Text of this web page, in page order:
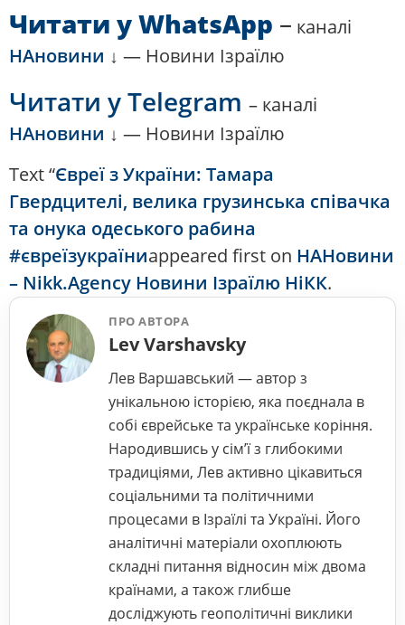
Читати у WhatsApp – каналі
НАновини ↓ — Новини Ізраїлю
Читати у Telegram – каналі
НАновини ↓ — Новини Ізраїлю
Text “Євреї з України: Тамара
Гвердцителі, велика грузинська співачка
та онука одеського рабина
#євреїзукраїниappeared first on НАНовини
– Nikk.Agency Новини Ізраїлю НіКК.
ПРО АВТОРА
Lev Varshavsky
Лев Варшавський — автор з
унікальною історією, яка поєднала в
собі єврейське та українське коріння.
Народившись у сім’ї з глибокими
традиціями, Лев активно цікавиться
соціальними та політичними
процесами в Ізраїлі та Україні. Його
аналітичні матеріали охоплюють
складні питання відносин між двома
країнами, а також глибше
досліджують геополітичні виклики